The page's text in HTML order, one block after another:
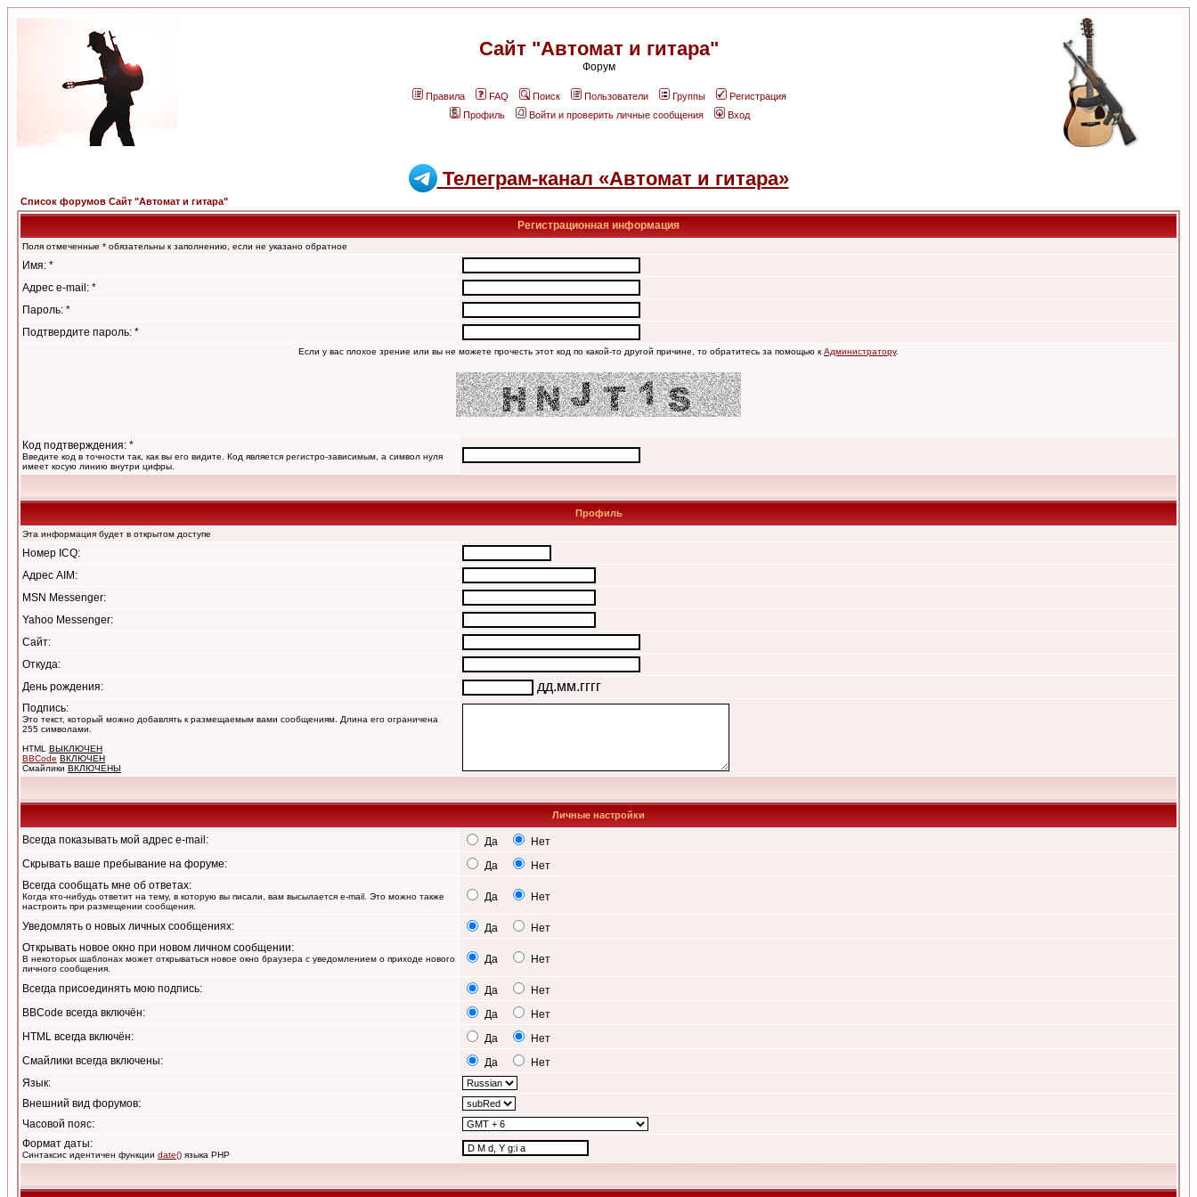
Сайт "Автомат и гитара"
Форум
Правила FAQ Поиск Пользователи Группы
Регистрация
Профиль
Войти и проверить личные сообщения Вход
Телеграм-канал «Автомат и гитара»
Список форумов Сайт "Автомат и гитара"
Регистрационная информация
Поля отмеченные * обязательны к заполнению, если не указано обратное
Имя: *
Адрес e-mail: *
Пароль: *
Подтвердите пароль: *
Если у вас плохое зрение или вы не можете прочесть этот код по какой-то другой причине, то обратитесь за помощью к Администратору.
Код подтверждения: *
Введите код в точности так, как вы его видите. Код является регистро-зависимым, а символ нуля
имеет косую линию внутри цифры.
Профиль
Эта информация будет в открытом доступе
Номер ICQ:
Адрес AIM:
MSN Messenger:
Yahoo Messenger:
Сайт:
Откуда:
День рождения:
дд.мм.гггг
Подпись:
Это текст, который можно добавлять к размещаемым вами сообщениям. Длина его ограничена
255 символами.
HTML ВЫКЛЮЧЕН
BBCode ВКЛЮЧЕН
Смайлики ВКЛЮЧЕНЫ
Личные настройки
Всегда показывать мой адрес e-mail: Да
Нет
Скрывать ваше пребывание на форуме:
Да
Нет
Всегда сообщать мне об ответах:
Когда кто-нибудь ответит на тему, в которую вы писали, вам высылается e-mail. Это можно также
настроить при размещении сообщения.
Да Нет
Уведомлять о новых личных сообщениях: Да
Нет
Открывать новое окно при новом личном сообщении:
В некоторых шаблонах может открываться новое окно браузера с уведомлением о приходе нового
личного сообщения.
Да Нет
Всегда присоединять мою подпись: Да
Нет
BBCode всегда включён:
Да
Нет
HTML всегда включён:
Да
Нет
Смайлики всегда включены:
Да
Нет
Язык:
Внешний вид форумов:
Часовой пояс:
Формат даты:
Синтаксис идентичен функции date() языка PHP